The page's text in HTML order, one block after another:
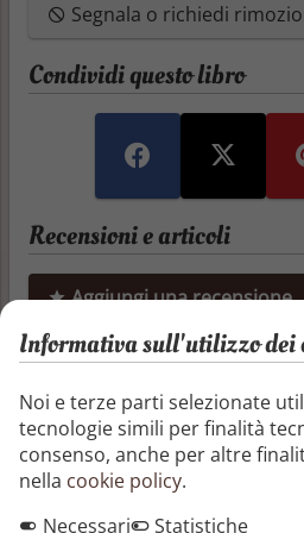
Segnala o richiedi
Condividi questo libro
Recensioni e articoli
Aggiungi una recensione
Aggiungi un articolo
Non ci sono ancora
Altri libri di Carmine
Informativa sull'utilizzo dei
Noi e terze parti selezionate
tecnologie simili per finalità
consenso, anche per altre
nella cookie policy.
Necessari
Statistiche